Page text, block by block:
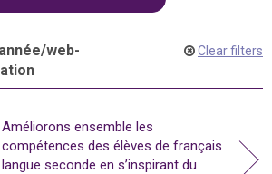
/web-
Clear filters
Améliorons ensemble les
compétences des élèves de français
langue seconde en s’inspirant du